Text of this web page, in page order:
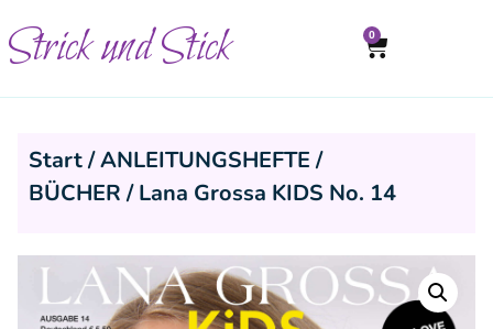
Strick und Stick 0
Start/ANLEITUNGSHEFTE /
BÜCHER/ Lana Grossa KIDS No. 14